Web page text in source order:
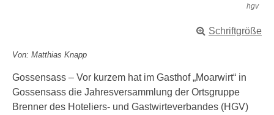
hgv
Schriftgröße
Von: Matthias Knapp
Gossensass – Vor kurzem hat im Gasthof „Moarwirt“ in
Gossensass die Jahresversammlung der Ortsgruppe
Brenner des Hoteliers- und Gastwirteverbandes (HGV)